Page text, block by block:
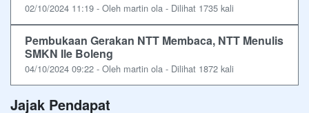
02/10/2024 11:19 - Oleh martin ola - Dilihat 1735 kali
Pembukaan Gerakan NTT Membaca, NTT Menulis
SMKN Ile Boleng
04/10/2024 09:22 - Oleh martin ola - Dilihat 1872 kali
Jajak Pendapat